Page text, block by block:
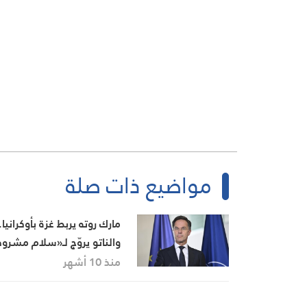
مواضيع ذات صلة
مارك روته يربط غزة
والناتو يروّج لـ«سلام
منذ 10 أشهر